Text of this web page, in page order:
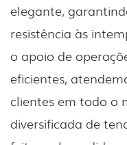
elegante,
resistência às
o apoio de
eficientes,
clientes em todo o
diversificada de